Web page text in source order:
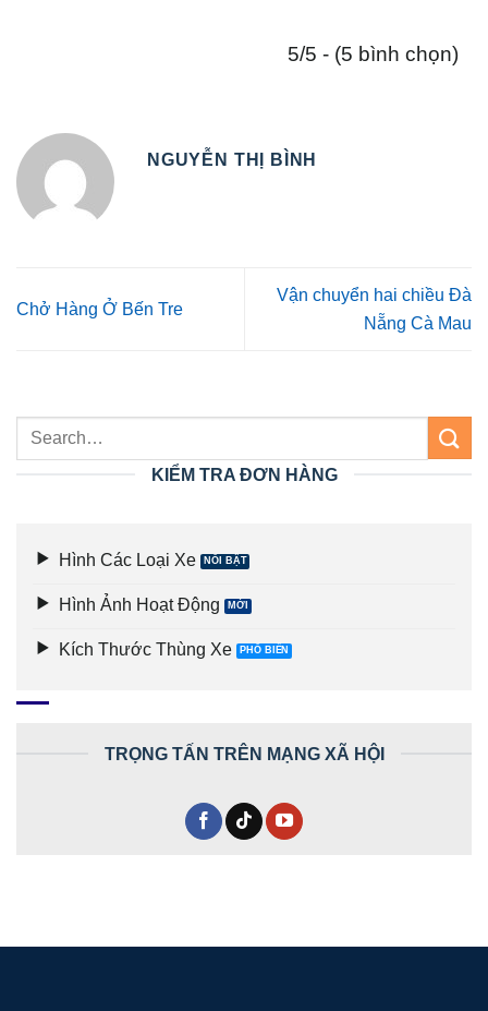
5/5 - (5 bình chọn)
NGUYỄN THỊ BÌNH
Chở Hàng Ở Bến Tre
Vận chuyển hai chiều Đà
Nẵng Cà Mau
KIỂM TRA ĐƠN HÀNG
Hình Các Loại Xe
Hình Ảnh Hoạt Động
Kích Thước Thùng Xe
TRỌNG TẤN TRÊN MẠNG XÃ HỘI